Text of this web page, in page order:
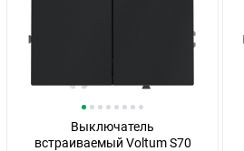
Выключатель
встраиваемый Voltum S70